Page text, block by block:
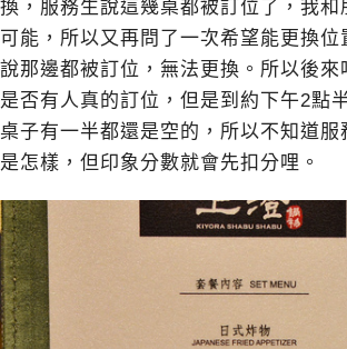
換，服務生說這幾桌都被訂位了，我和
可能，所以又再問了一次希望能更換位
說那邊都被訂位，無法更換。所以後來
是否有人真的訂位，但是到約下午2點
桌子有一半都還是空的，所以不知道服
是怎樣，但印象分數就會先扣分哩。